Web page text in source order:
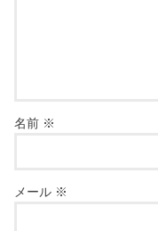
名前 ※
メール ※